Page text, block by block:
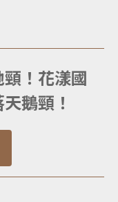
！花漾國
鵝頸！